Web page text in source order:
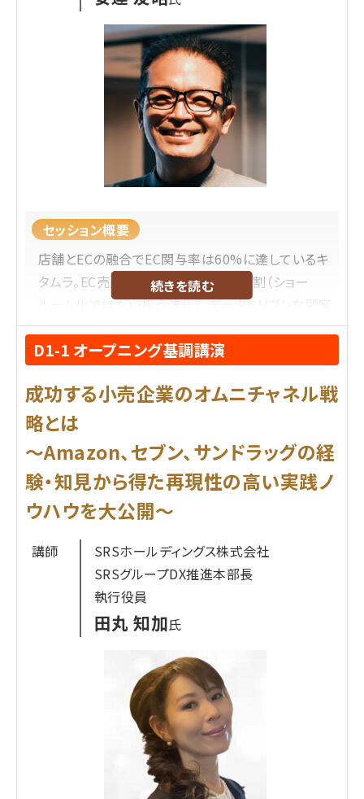
セッション概要
店舗とECの融合でEC関与率は60%に達しているキ
タムラ。EC売上を最大化する店舗の役割（ショー
ルーム化ではない接点強化）、データドリブンな顧客
獲得とリユース事業の連携、単なるポイント制度で
はない顧客接点を生むロイヤルティプログラムの設
上施策など、マーケティング観点でキタムラが取り組
んできた事例をお伝えします。
プロフィール
株式会社キタムラ
安達 友昭氏
2008年にYahoo!株式会社に中途入社、Yahoo!
ショッピング、ヤフオクのサービスに関わり、カカオ
トークの立上げにも関わらせていただきました。そ
の後、NHN SAVAWAYにて、クラウド型ECプラット
フォーム「TEMPOCLOUD」の立上に事業部長として
壇させていただきました。2019年には新たなる挑戦
とし、オートバックスセブンに入社。デジタルマーケ
の立上げに関わり、オートバックスアプリ、WEB予約
のリニューアルを実施。現在はカメラのキタムラで
マーケティングの責任者をしております。
プラットフォームから事業会社まで幅広い経験を元
続きを読む
D1-1 オープニング基調講演
成功する小売企業のオムニチャネル戦
略とは
～Amazon、セブン、サンドラッグの経
験・知見から得た再現性の高い実践ノ
ウハウを大公開～
講師
SRSホールディングス株式会社
SRSグループDX推進本部長
執行役員
田丸 知加氏